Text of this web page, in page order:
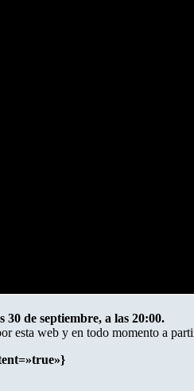
30 de septiembre, a las 20:00.
esta web y en todo momento a